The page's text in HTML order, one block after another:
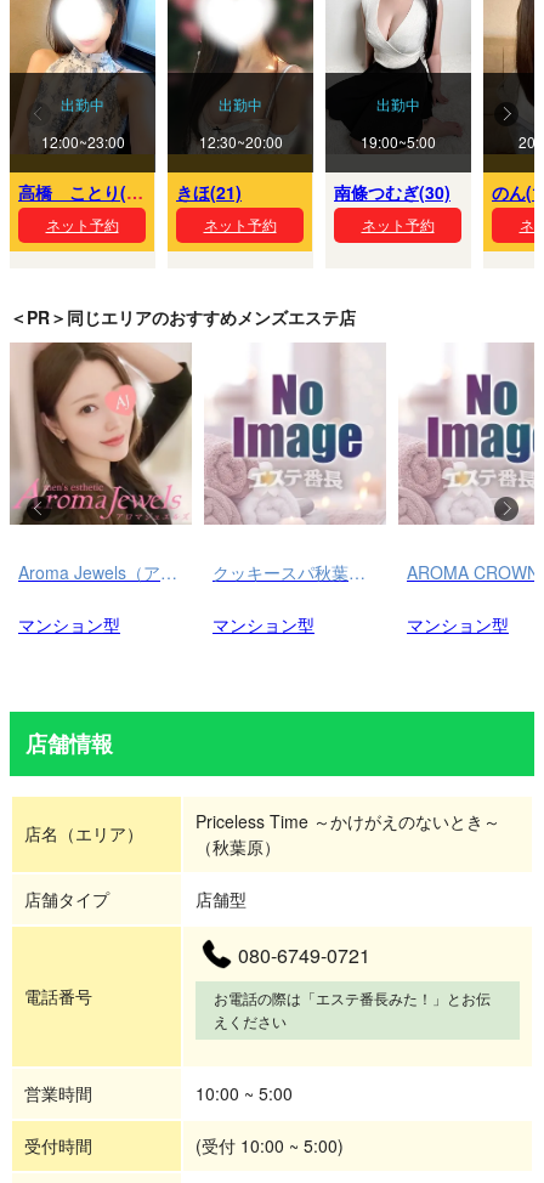
出勤中
12:00~23:00
高橋 ことり(23)
ネット予約
出勤中
12:30~20:00
きほ(21)
ネット予約
出勤中
19:00~5:00
南條つむぎ(30)
ネット予約
のん
ネ
＜PR＞同じエリアのおすすめメンズエステ店
Aroma Jewels（アロマ ジュエルズ）秋葉原ルーム
マンション型
クッキースパ秋葉原・浅草橋
マンション型 マンション型
店舗情報
店名（エリア）
Priceless Time ～かけがえのないとき～
（秋葉原）
店舗タイプ 店舗型
電話番号
080-6749-0721
お電話の際は「エステ番長みた！」とお伝
えください
営業時間 10:00 ~ 5:00
受付時間 (受付 10:00 ~ 5:00)